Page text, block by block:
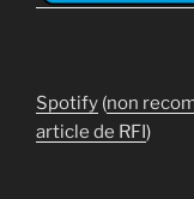
Spotify (non
article de RFI)